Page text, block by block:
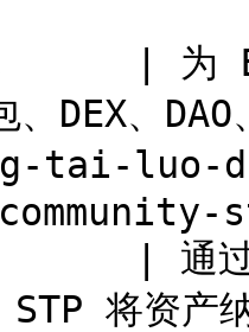
| 为
DEX、
tai-
| 通
STP 将资